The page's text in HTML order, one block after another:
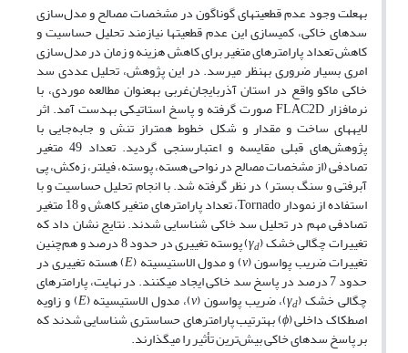
به­علت وجود عدم قطعیت­های گوناگون در مشخصات مصالح و مدل‌سازی
سدهای خاکی، کمی­سازی این عدم قطعیت­ها نیازمند تحلیل حساسیت و
کاهش تعداد پارامترهای متغیر برای کاهش هزینه و زمان در مدل‌سازی
امری بسیار ضروری به­نظر می­رسد. در این پژوهش، تحلیل عددی سد
خاکی ماکو واقع در استان آذربایجان‌غربی به­عنوان مطالعه موردی، با
نرم­افزار FLAC2D صورت گرفته و پاسخ استاتیکی به­دست آمد. اثر
لایه­های ساخت و مقدار و شکل خطوط هم­تراز تنش و جابه‌جایی با
پژوهش‌های قبلی مقایسه و اعتبارسنجی گردید. تعداد 49 متغیر
تصادفی (از مشخصات مصالح در نواحی هسته، پوسته، فیلتر، زه‌کش، پی
آبرفتی و سنگ بستر) در نظر گرفته شد. با انجام تحلیل حساسیت و با
استفاده از نمودار Tornado، تعداد پارامترهای متغیر کاهش و 18 متغیر
تصادفی مهم در تحلیل سد خاکی شناسایی شدند. نتایج نشان داد که
تغییرات چگالی خشک ( γd ) پوسته تغییری در حدود 8 درصد و هم‌چنین
تغییرات ضریب پواسون (ν) و مدول الاستیسیته (E) هسته تغییری در
حدود 7 درصد در پاسخ سد خاکی ایجاد می­کنند. در نهایت، پارامترهای
چگالی خشک ( γd )، ضریب پواسون (ν)، مدول الاستیسیته (E) و زاویه
اصطکاک داخلی (ϕ) به­ترتیب پارامترهای حساس­تری شناسایی شدند که
بر پاسخ سدهای خاکی بیش‌ترین تأثیر را می­گذارند.